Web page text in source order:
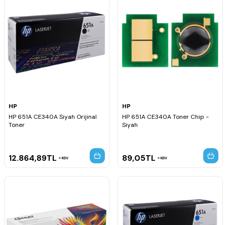
HP
HP 651A CE340A Siyah Orijinal
Toner
12.864,89TL KDV
HP
HP 651A CE340A Toner Chip -
Siyah
89,05TL KDV